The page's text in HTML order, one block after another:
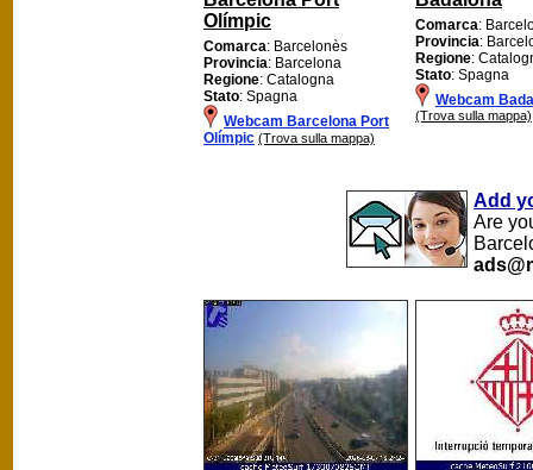
Olímpic
Comarca: Barcelonès
Provincia: Barcelona
Regione: Catalogna
Stato: Spagna
Webcam Barcelona Port
Olímpic (Trova sulla mappa)
Comarca:
Provincia:
Regione:
Stato: Spagna
Webcam
(Trova sulla mappa)
Add
Are